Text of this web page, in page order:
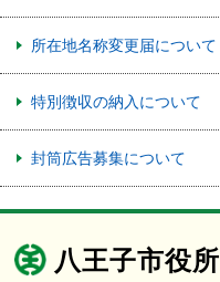
所在地名称変更届について
特別徴収の納入について
封筒広告募集について
八王子市役所